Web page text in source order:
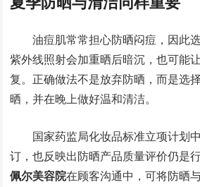
油痘肌常常担心防晒闷痘，因此
紫外线照射会加重晒后暗沉，也可能
复。正确做法不是放弃防晒，而是选
晒，并在晚上做好温和清洁。
国家药监局化妆品标准立项计划
订，也反映出防晒产品质量评价仍是
佩尔美容院在顾客沟通中，可将防晒